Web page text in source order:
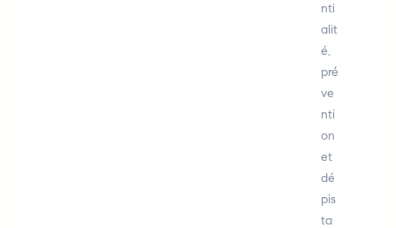
nti
alit
é,
pré
ve
nti
on
et
dé
pis
ta